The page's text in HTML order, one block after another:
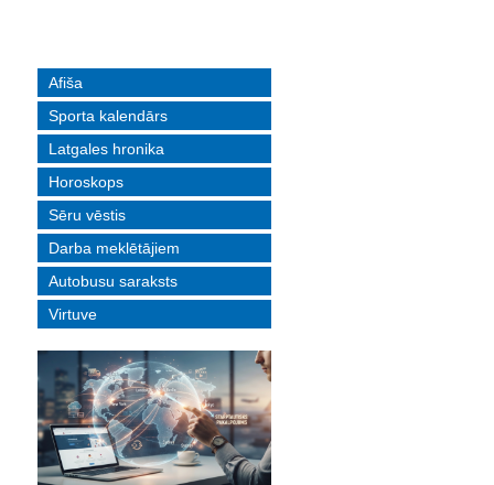
Afiša
Sporta kalendārs
Latgales hronika
Horoskops
Sēru vēstis
Darba meklētājiem
Autobusu saraksts
Virtuve